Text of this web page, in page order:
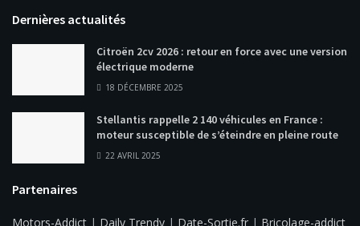
Dernières actualités
Citroën 2cv 2026 : retour en force avec une version
électrique moderne
18 DÉCEMBRE 2025
Stellantis rappelle 2 140 véhicules en France :
moteur susceptible de s’éteindre en pleine route
22 AVRIL 2025
Partenaires
Motors-Addict | Daily Trendy | Date-Sortie.fr | Bricolage-addict